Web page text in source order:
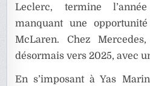
Leclerc, termine
manquant une
McLaren. Chez
désormais vers 2025, avec
En s’imposant à Yas